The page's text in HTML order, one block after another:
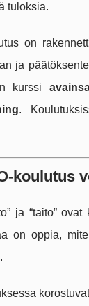
tuloksia.
on
ja
kurssi
.
koulutus
ja “taito”
on oppia,